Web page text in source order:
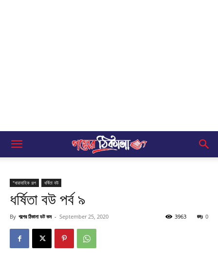
"ধারাবাহিক গল্প ধর্ষিতা বউ
ধর্ষিতা বউ পর্ব ৯
By গল্পের ঠিকানা ডট কম - September 25, 2020 0
3963